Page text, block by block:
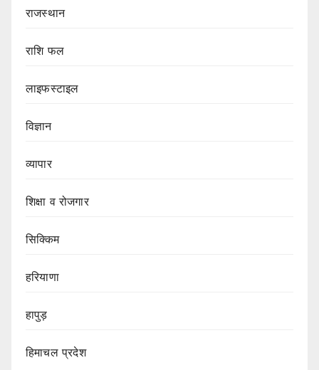
राजस्थान
राशि फल
लाइफस्टाइल
विज्ञान
व्यापार
शिक्षा व रोजगार
सिक्किम
हरियाणा
हापुड़
हिमाचल प्रदेश